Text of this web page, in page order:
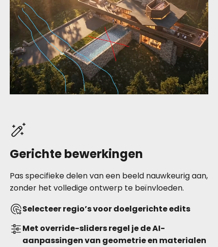
Gerichte bewerkingen
Pas specifieke delen van een beeld nauwkeurig aan,
zonder het volledige ontwerp te beïnvloeden.
Selecteer regio’s voor doelgerichte edits
Met override-sliders regel je de AI-
aanpassingen van geometrie en materialen